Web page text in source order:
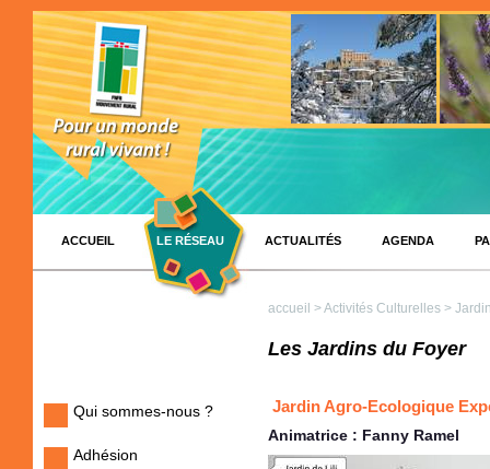
ACCUEIL LE RÉSEAU ACTUALITÉS AGENDA
Qui sommes-nous ?
Adhésion
accueil >Activités Culturelles >
Les Jardins du Foyer
Jardin Agro-Ecologique
Animatrice : Fanny Ramel